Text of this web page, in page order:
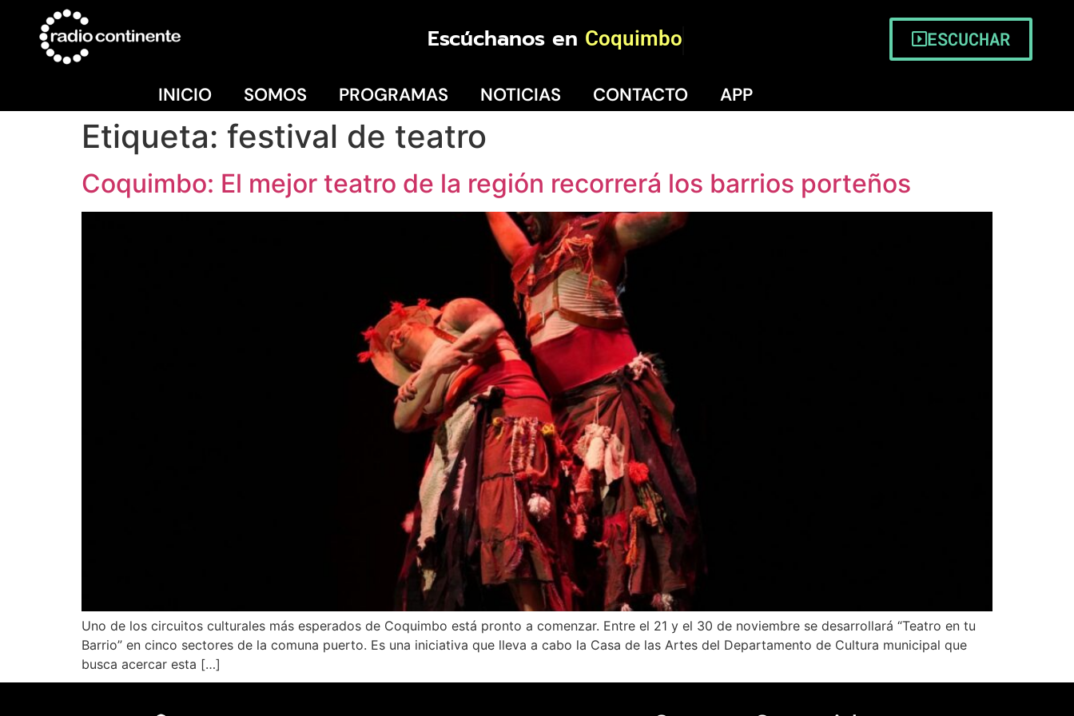
Escúchanos en Coquimbo ESCUCHAR
INICIO SOMOS PROGRAMAS NOTICIAS CONTACTO APP
Etiqueta: festival de teatro
Coquimbo: El mejor teatro de la región recorrerá los barrios porteños
Uno de los circuitos culturales más esperados de Coquimbo está pronto a comenzar. Entre el 21 y el 30 de noviembre se desarrollará “Teatro en tu
Barrio” en cinco sectores de la comuna puerto. Es una iniciativa que lleva a cabo la Casa de las Artes del Departamento de Cultura municipal que
busca acercar esta […]